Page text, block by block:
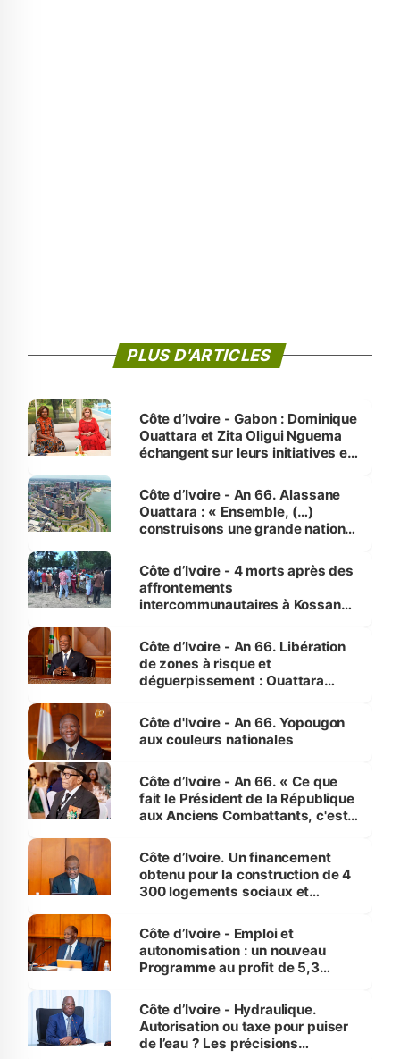
PLUS D'ARTICLES
Côte d’Ivoire - Gabon : Dominique
Ouattara et Zita Oligui Nguema
échangent sur leurs initiatives en
enfants
Côte d’Ivoire - An 66. Alassane
Ouattara : « Ensemble, (…)
construisons une grande nation
générations futures »
Côte d’Ivoire - 4 morts après des
affrontements
intercommunautaires à Kossandji
milieu des sinistrés
Côte d’Ivoire - An 66. Libération
de zones à risque et
déguerpissement : Ouattara
l'Etat de droit pour préserver les
vies humaines »
Côte d'Ivoire - An 66. Yopougon
aux couleurs nationales
Côte d’Ivoire - An 66. « Ce que
fait le Président de la République
aux Anciens Combattants, c'est
Côte d’Ivoire. Un financement
obtenu pour la construction de 4
300 logements sociaux et
et Yamoussoukro
Côte d’Ivoire - Emploi et
autonomisation : un nouveau
Programme au profit de 5,3
Côte d’Ivoire - Hydraulique.
Autorisation ou taxe pour puiser
de l’eau ? Les précisions